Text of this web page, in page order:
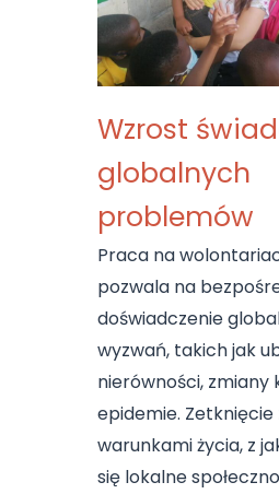
Wzrost
globalnych
problemów
Praca na
pozwala na
doświadczenie
wyzwań, takich jak
nierówności, zmiany
epidemie.
warunkami życia, z
się lokalne